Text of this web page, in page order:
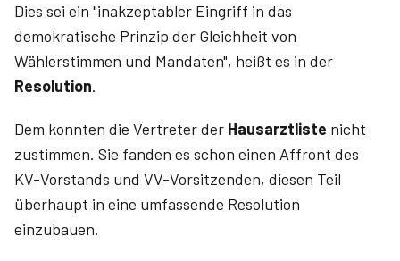
Dies sei ein "inakzeptabler Eingriff in das
demokratische Prinzip der Gleichheit von
Wählerstimmen und Mandaten", heißt es in der
Resolution.
Dem konnten die Vertreter der Hausarztliste nicht
zustimmen. Sie fanden es schon einen Affront des
KV-Vorstands und VV-Vorsitzenden, diesen Teil
überhaupt in eine umfassende Resolution
einzubauen.